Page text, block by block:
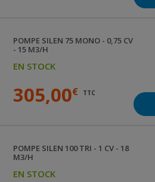
POMPE SILEN 75 MONO - 0,75 CV
- 15 M3/H
EN STOCK
305,00€ TTC
POMPE SILEN 100 TRI - 1 CV - 18
M3/H
EN STOCK